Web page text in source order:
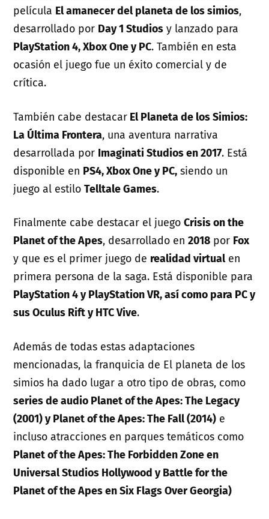
película El amanecer del planeta de los simios,
desarrollado por Day 1 Studios y lanzado para
PlayStation 4, Xbox One y PC. También en esta
ocasión el juego fue un éxito comercial y de
crítica.
También cabe destacar El Planeta de los Simios:
La Última Frontera, una aventura narrativa
desarrollada por Imaginati Studios en 2017. Está
disponible en PS4, Xbox One y PC, siendo un
juego al estiloTelltale Games.
Finalmente cabe destacar el juegoCrisis on the
Planet of the Apes, desarrollado en2018 por Fox
y que es el primer juego de realidad virtualen
primera persona de la saga. Está disponible para
PlayStation 4 y PlayStation VR, así como para PC y
sus Oculus Rift y HTC Vive.
Además de todas estas adaptaciones
mencionadas, la franquicia de El planeta de los
simios ha dado lugar a otro tipo de obras, como
series de audio Planet of the Apes: The Legacy
(2001) y Planet of the Apes: The Fall (2014) e
incluso atracciones en parques temáticos como
Planet of the Apes: The Forbidden Zone en
Universal Studios Hollywood y Battle for the
Planet of the Apes en Six Flags Over Georgia)